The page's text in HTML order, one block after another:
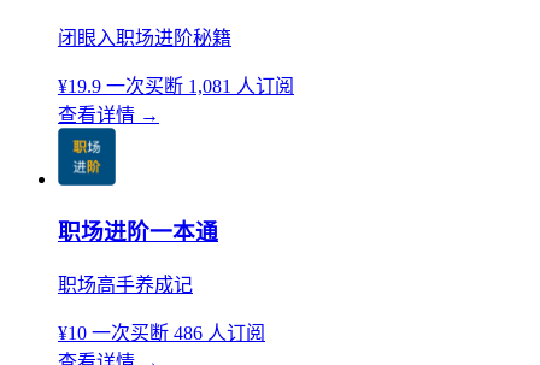
闭眼入职场进阶秘籍
¥19.9 一次买断 1,081 人订阅
查看详情 →
职场进阶一本通
职场高手养成记
¥10 一次买断 486 人订阅